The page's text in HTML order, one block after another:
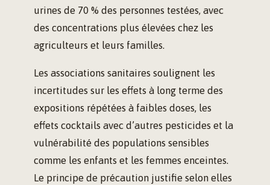
urines de 70 % des personnes testées, avec
des concentrations plus élevées chez les
agriculteurs et leurs familles.
Les associations sanitaires soulignent les
incertitudes sur les effets à long terme des
expositions répétées à faibles doses, les
effets cocktails avec d’autres pesticides et la
vulnérabilité des populations sensibles
comme les enfants et les femmes enceintes.
Le principe de précaution justifie selon elles